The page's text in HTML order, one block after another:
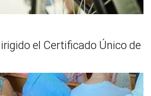
el Certificado Único de